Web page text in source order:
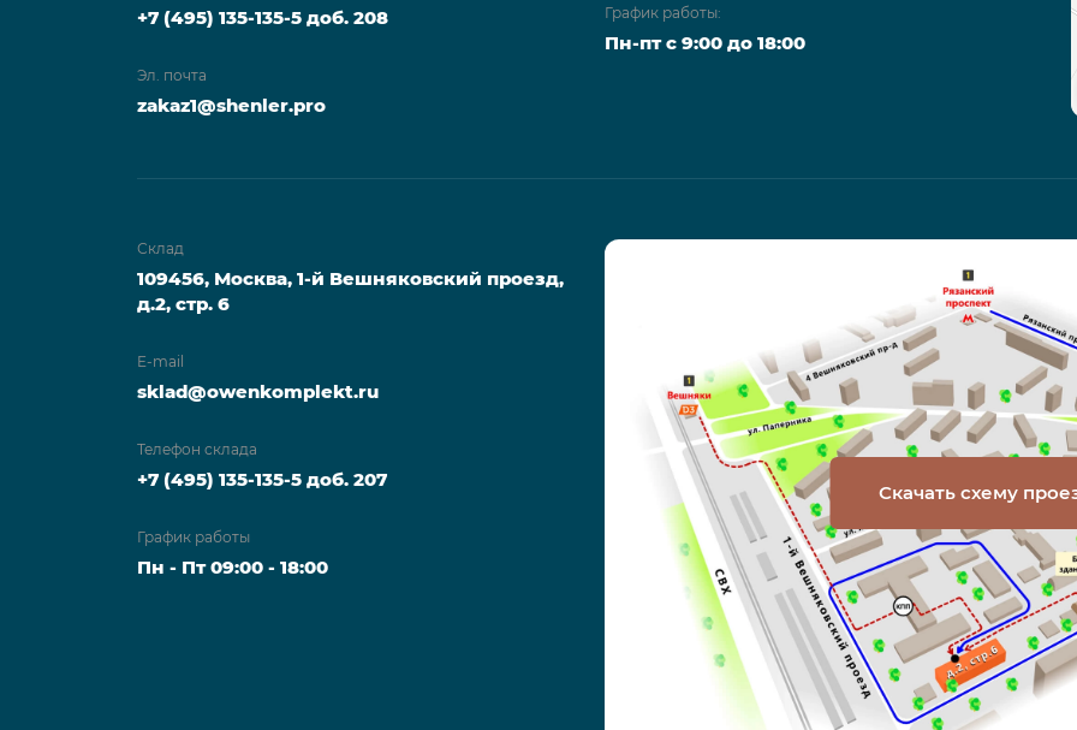
+7 (495) 135-135-5 доб. 208
Эл. почта
zakaz1@shenler.pro
График работы:
Пн-пт с 9:00 до 18:00
Склад
109456, Москва, 1-й Вешняковский проезд,
д.2, стр. 6
E-mail
sklad@owenkomplekt.ru
Телефон склада
+7 (495) 135-135-5 доб. 207
График работы
Пн - Пт 09:00 - 18:00
Скачать схему